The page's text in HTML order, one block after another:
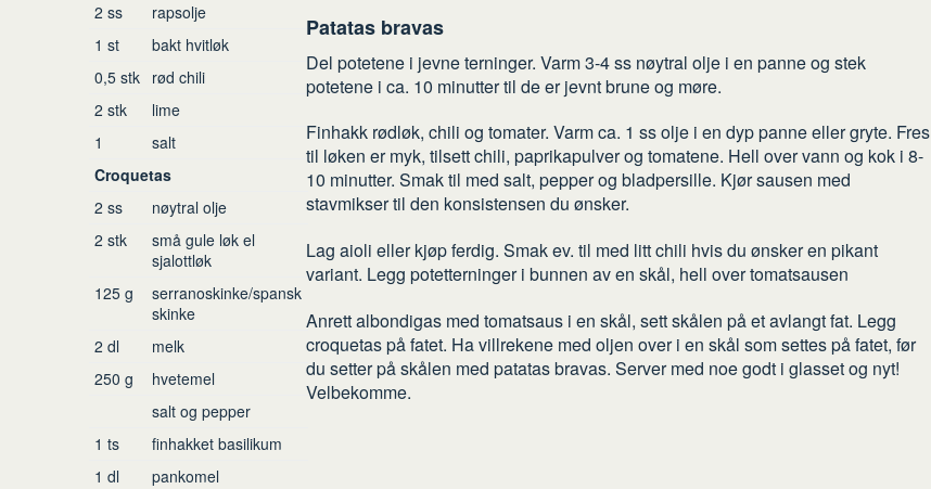
2 ss
rapsolje
1 st
bakt hvitløk
0,5 stk rød chili
2 stk
lime
1
salt
Croquetas
2 ss
nøytral olje
2 stk
små gule løk el
sjalottløk
125 g
serranoskinke/spansk
skinke
2 dl
melk
250 g
hvetemel
salt og pepper
1 ts
finhakket basilikum
1 dl
pankomel
Patatas bravas
Del potetene i jevne terninger. Varm 3-4 ss nøytral olje i en panne og stek
potetene i ca. 10 minutter til de er jevnt brune og møre.
Finhakk rødløk, chili og tomater. Varm ca. 1 ss olje i en dyp panne eller gryte. Fres
til løken er myk, tilsett chili, paprikapulver og tomatene. Hell over vann og kok i 8-
10 minutter. Smak til med salt, pepper og bladpersille. Kjør sausen med
stavmikser til den konsistensen du ønsker.
Lag aioli eller kjøp ferdig. Smak ev. til med litt chili hvis du ønsker en pikant
variant. Legg potetterninger i bunnen av en skål, hell over tomatsausen
Anrett albondigas med tomatsaus i en skål, sett skålen på et avlangt fat. Legg
croquetas på fatet. Ha villrekene med oljen over i en skål som settes på fatet, før
du setter på skålen med patatas bravas. Server med noe godt i glasset og nyt!
Velbekomme.